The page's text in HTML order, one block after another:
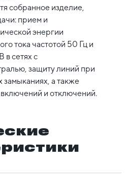
собранное изделие,
прием и
энергии
тока частотой 50 Гц и
сетях с
защиту линий при
замыканиях, а также
и отключений.